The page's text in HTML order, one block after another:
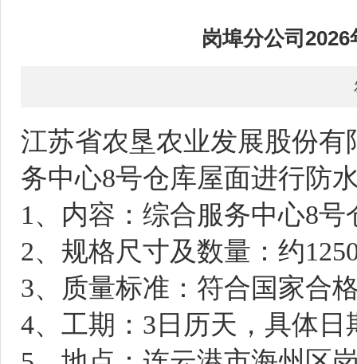
岗埠分公司
江苏省农垦农业发展股份
务中心8号仓库屋面进行防
1、内容：综合服务中心8
2、规格尺寸及数量：约1
3、质量标准：符合国家合
4、工期： 3 日历天，具体